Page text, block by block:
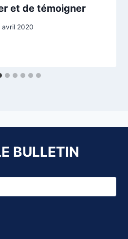
et de témoigner
avril 2020
BULLETIN